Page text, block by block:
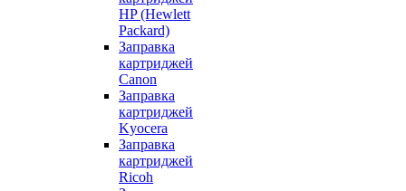
HP (Hewlett
Packard)
Заправка
картриджей
Canon
Заправка
картриджей
Kyocera
Заправка
картриджей
Ricoh